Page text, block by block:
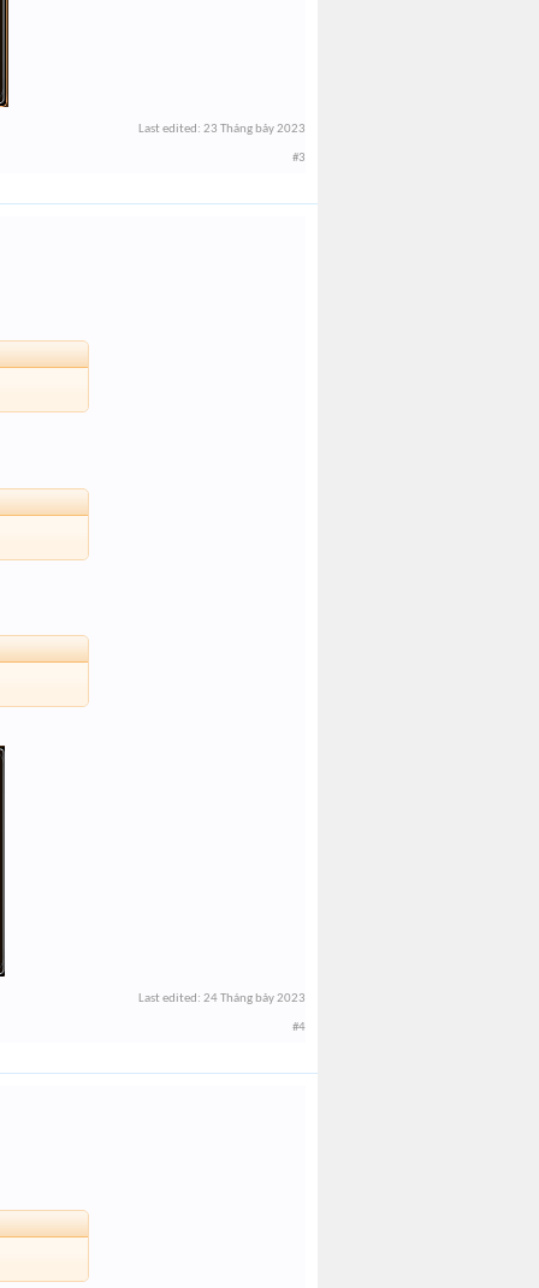
Last edited: 23 Tháng bảy 2023
#3
Last edited: 24 Tháng bảy 2023
#4